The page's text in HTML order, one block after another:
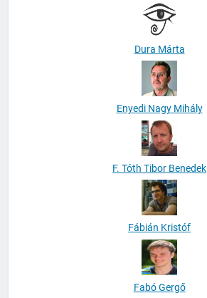
Dura Márta
Enyedi Nagy Mihály
F. Tóth Tibor Benedek
Fábián Kristóf
Fabó Gergő